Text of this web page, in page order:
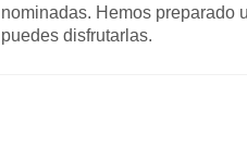
nominadas. Hemos preparado
puedes disfrutarlas.